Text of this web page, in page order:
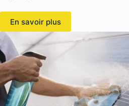
En savoir plus